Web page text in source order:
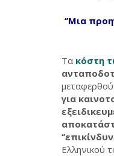
‘’Μια
Τα κόστη
για
Ελληνικού